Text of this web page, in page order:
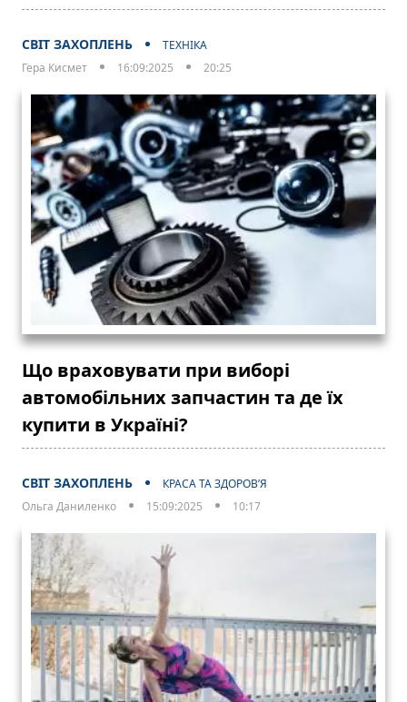
СВІТ ЗАХОПЛЕНЬ
ТЕХНІКА
Гера Кисмет
16:09:2025 20:25
Що враховувати при виборі
автомобільних запчастин та де їх
купити в Україні?
СВІТ ЗАХОПЛЕНЬ
КРАСА ТА ЗДОРОВ’Я
Ольга Даниленко
15:09:2025 10:17